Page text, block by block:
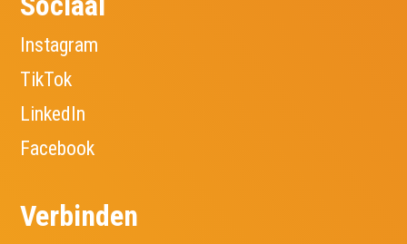
Instagram
TikTok
LinkedIn
Facebook
Verbinden